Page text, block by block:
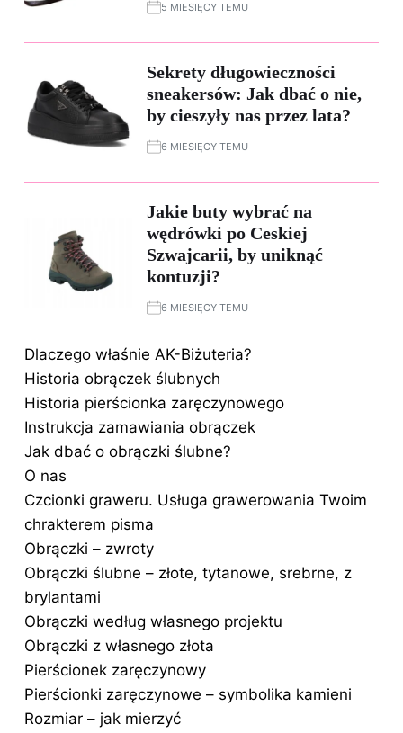
5 MIESIĘCY TEMU
Sekrety długowieczności
sneakersów: Jak dbać o nie,
by cieszyły nas przez lata?
6 MIESIĘCY TEMU
Jakie buty wybrać na
wędrówki po Ceskiej
Szwajcarii, by uniknąć
kontuzji?
6 MIESIĘCY TEMU
Dlaczego właśnie AK-Biżuteria?
Historia obrączek ślubnych
Historia pierścionka zaręczynowego
Instrukcja zamawiania obrączek
Jak dbać o obrączki ślubne?
O nas
Czcionki graweru. Usługa grawerowania Twoim
chrakterem pisma
Obrączki – zwroty
Obrączki ślubne – złote, tytanowe, srebrne, z
brylantami
Obrączki według własnego projektu
Obrączki z własnego złota
Pierścionek zaręczynowy
Pierścionki zaręczynowe – symbolika kamieni
Rozmiar – jak mierzyć